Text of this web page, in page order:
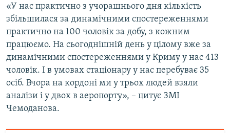
«У нас практично з учорашнього дня кількість
збільшилася за динамічними спостереженнями
практично на 100 чоловік за добу, з кожним
працюємо. На сьогоднішній день у цілому вже за
динамічними спостереженнями у Криму у нас 413
чоловік. І в умовах стаціонару у нас перебуває 35
осіб. Вчора на кордоні ми у трьох людей взяли
аналізи і у двох в аеропорту», – цитує ЗМІ
Чемоданова.